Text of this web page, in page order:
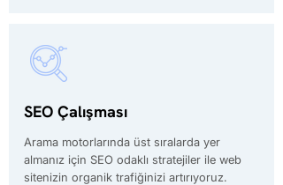
SEO Çalışması
Arama motorlarında üst sıralarda yer
almanız için SEO odaklı stratejiler ile web
sitenizin organik trafiğinizi artırıyoruz.